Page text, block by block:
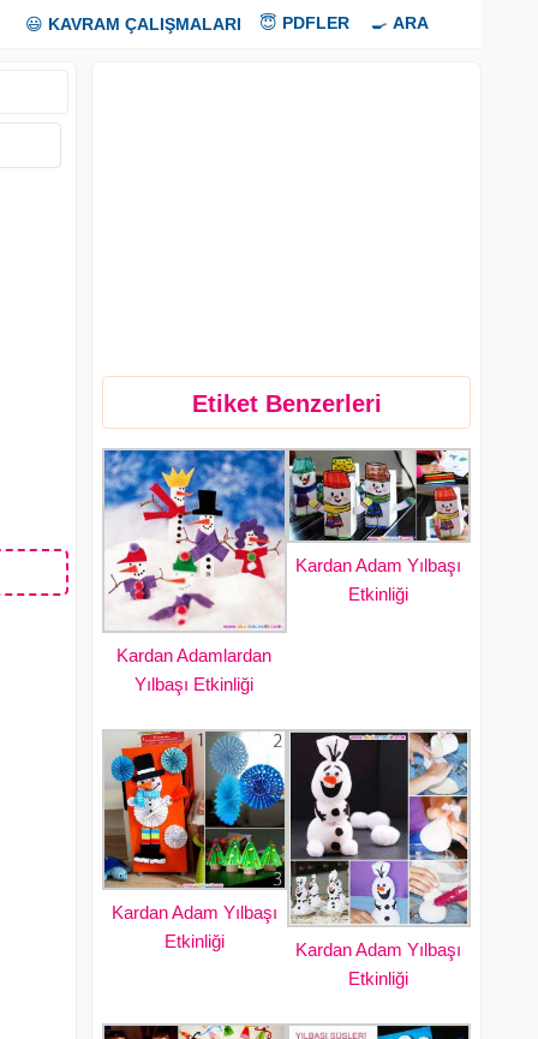
😃 KAVRAM ÇALIŞMALARI 😇 PDFLER 🍳 ARA
Etiket Benzerleri
Kardan Adamlardan
Yılbaşı Etkinliği
Kardan Adam Yılbaşı
Etkinliği
Kardan Adam Yılbaşı
Etkinliği
Kardan Adam Yılbaşı
Etkinliği